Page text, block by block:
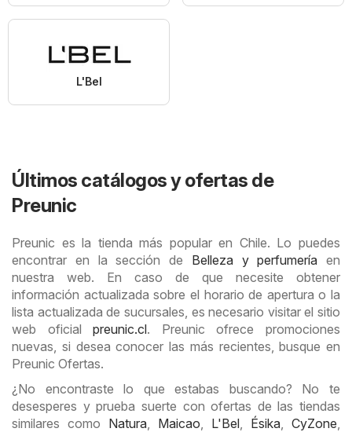
L'Bel
Últimos catálogos y ofertas de
Preunic
Preunic es la tienda más popular en Chile. Lo puedes
encontrar en la sección de Belleza y perfumería en
nuestra web. En caso de que necesite obtener
información actualizada sobre el horario de apertura o la
lista actualizada de sucursales, es necesario visitar el sitio
web oficialpreunic.cl. Preunic ofrece promociones
nuevas, si desea conocer las más recientes, busque en
Preunic Ofertas.
¿No encontraste lo que estabas buscando? No te
desesperes y prueba suerte con ofertas de las tiendas
similares como Natura, Maicao, L'Bel, Ésika, CyZone,